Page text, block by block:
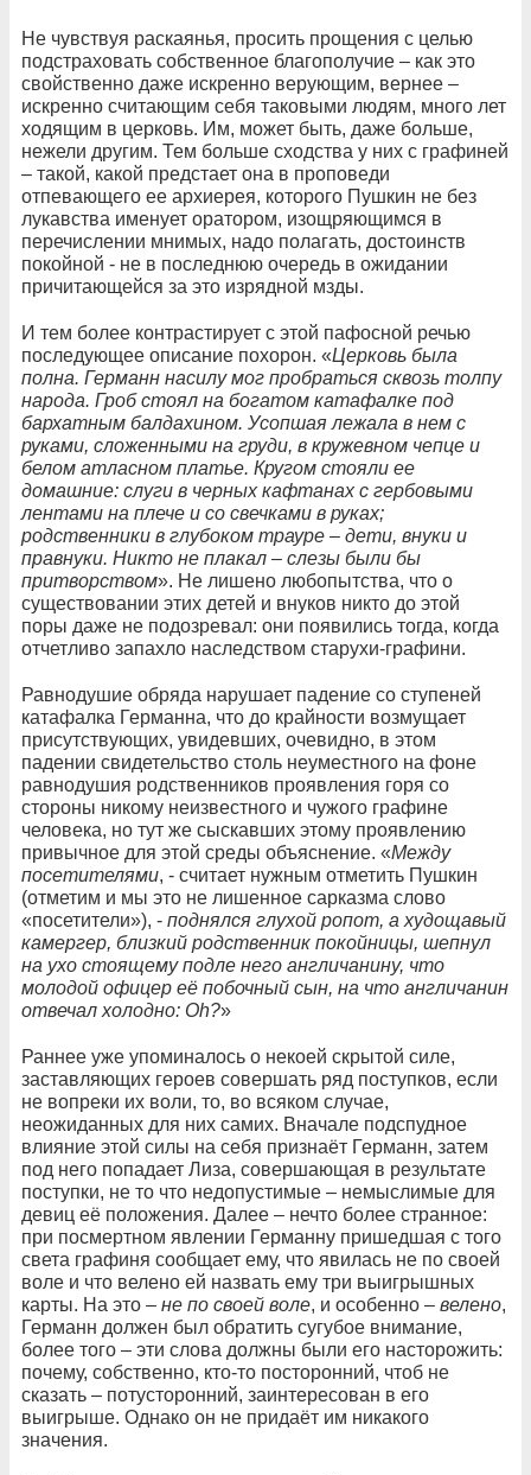
Не чувствуя раскаянья, просить прощения с целью
подстраховать собственное благополучие – как это
свойственно даже искренно верующим, вернее –
искренно считающим себя таковыми людям, много лет
ходящим в церковь. Им, может быть, даже больше,
нежели другим. Тем больше сходства у них с графиней
– такой, какой предстает она в проповеди
отпевающего ее архиерея, которого Пушкин не без
лукавства именует оратором, изощряющимся в
перечислении мнимых, надо полагать, достоинств
покойной - не в последнюю очередь в ожидании
причитающейся за это изрядной мзды.
И тем более контрастирует с этой пафосной речью
последующее описание похорон. «Церковь была
полна. Германн насилу мог пробраться сквозь толпу
народа. Гроб стоял на богатом катафалке под
бархатным балдахином. Усопшая лежала в нем с
руками, сложенными на груди, в кружевном чепце и
белом атласном платье. Кругом стояли ее
домашние: слуги в черных кафтанах с гербовыми
лентами на плече и со свечками в руках;
родственники в глубоком трауре – дети, внуки и
правнуки. Никто не плакал – слезы были бы
притворством». Не лишено любопытства, что о
существовании этих детей и внуков никто до этой
поры даже не подозревал: они появились тогда, когда
отчетливо запахло наследством старухи-графини.
Равнодушие обряда нарушает падение со ступеней
катафалка Германна, что до крайности возмущает
присутствующих, увидевших, очевидно, в этом
падении свидетельство столь неуместного на фоне
равнодушия родственников проявления горя со
стороны никому неизвестного и чужого графине
человека, но тут же сыскавших этому проявлению
привычное для этой среды объяснение. «Между
посетителями, - считает нужным отметить Пушкин
(отметим и мы это не лишенное сарказма слово
«посетители»), - поднялся глухой ропот, а худощавый
камергер, близкий родственник покойницы, шепнул
на ухо стоящему подле него англичанину, что
молодой офицер её побочный сын, на что англичанин
отвечал холодно: Oh?»
Раннее уже упоминалось о некоей скрытой силе,
заставляющих героев совершать ряд поступков, если
не вопреки их воли, то, во всяком случае,
неожиданных для них самих. Вначале подспудное
влияние этой силы на себя признаёт Германн, затем
под него попадает Лиза, совершающая в результате
поступки, не то что недопустимые – немыслимые для
девиц её положения. Далее – нечто более странное:
при посмертном явлении Германну пришедшая с того
света графиня сообщает ему, что явилась не по своей
воле и что велено ей назвать ему три выигрышных
карты. На это – не по своей воле, и особенно – велено,
Германн должен был обратить сугубое внимание,
более того – эти слова должны были его насторожить:
почему, собственно, кто-то посторонний, чтоб не
сказать – потусторонний, заинтересован в его
выигрыше. Однако он не придаёт им никакого
значения.